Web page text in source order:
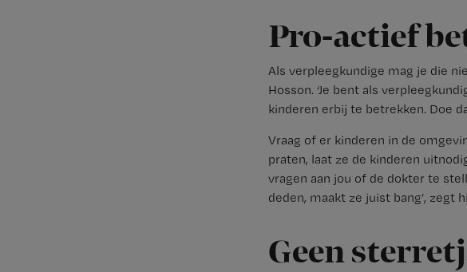
Pro-actief
Als verpleegkundige mag je die
Hosson. ‘Je bent als
kinderen erbij te betrekken. Doe
Vraag of er kinderen in de
praten, laat ze de kinderen
vragen aan jou of de dokter te
deden, maakt ze juist bang’, zegt
Geen